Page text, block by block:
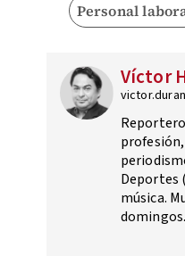
Personal
Víctor
Deportes
música.
domingos.